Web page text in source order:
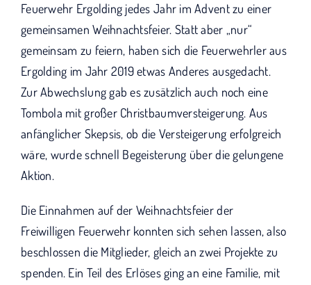
Feuerwehr Ergolding jedes Jahr im Advent zu einer
gemeinsamen Weihnachtsfeier. Statt aber „nur“
gemeinsam zu feiern, haben sich die Feuerwehrler aus
Ergolding im Jahr 2019 etwas Anderes ausgedacht.
Zur Abwechslung gab es zusätzlich auch noch eine
Tombola mit großer Christbaumversteigerung. Aus
anfänglicher Skepsis, ob die Versteigerung erfolgreich
wäre, wurde schnell Begeisterung über die gelungene
Aktion.
Die Einnahmen auf der Weihnachtsfeier der
Freiwilligen Feuerwehr konnten sich sehen lassen, also
beschlossen die Mitglieder, gleich an zwei Projekte zu
spenden. Ein Teil des Erlöses ging an eine Familie, mit